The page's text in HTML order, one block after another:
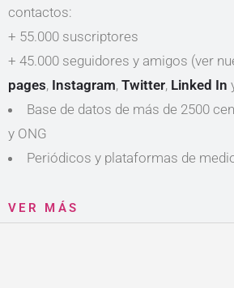
contactos:
+ 55.000 suscriptores
+ 45.000 seguidores y amigos (ver
pages, Instagram, Twitter, Linked In
Base de datos de más de 2500
y ONG
Periódicos y plataformas de
VER MÁS